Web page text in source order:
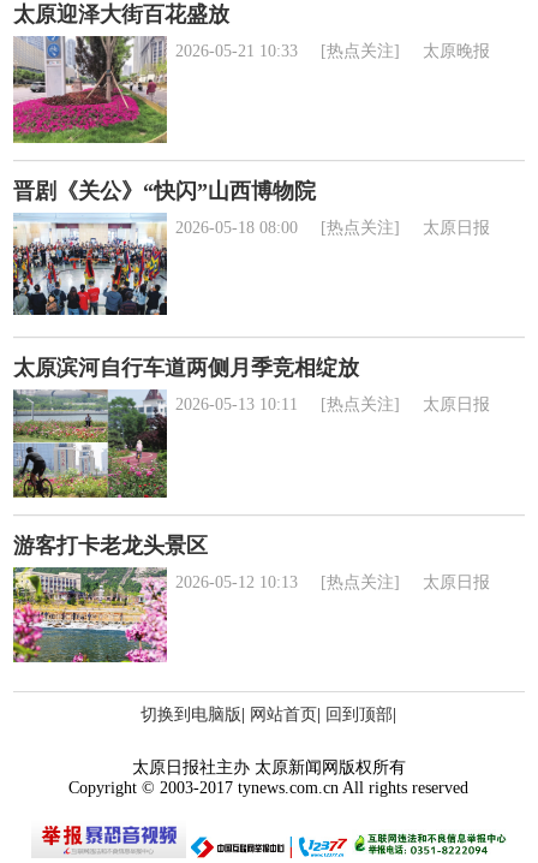
太原迎泽大街百花盛放
2026-05-21 10:33 [热点关注] 太原晚报
晋剧《关公》“快闪”山西博物院
2026-05-18 08:00 [热点关注] 太原日报
太原滨河自行车道两侧月季竞相绽放
2026-05-13 10:11 [热点关注] 太原日报
游客打卡老龙头景区
2026-05-12 10:13 [热点关注] 太原日报
切换到电脑版 网站首页 回到顶部
太原日报社主办 太原新闻网版权所有
Copyright © 2003-2017 tynews.com.cn All rights reserved